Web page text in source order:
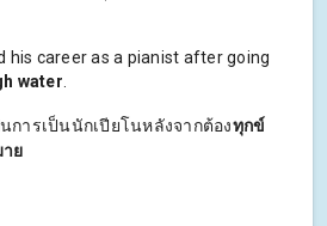
his career as a pianist after going
water
ารเป็นนักเปียโนหลังจากต้องทุกข์
ย